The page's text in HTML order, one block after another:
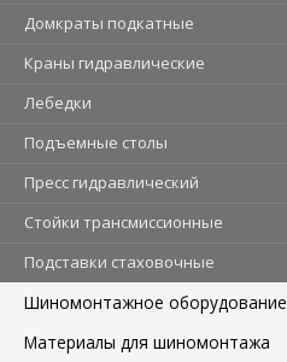
Домкраты подкатные
Краны гидравлические
Лебедки
Подъемные столы
Пресс гидравлический
Стойки трансмиссионные
Подставки стаховочные
Шиномонтажное оборудование
Материалы для шиномонтажа